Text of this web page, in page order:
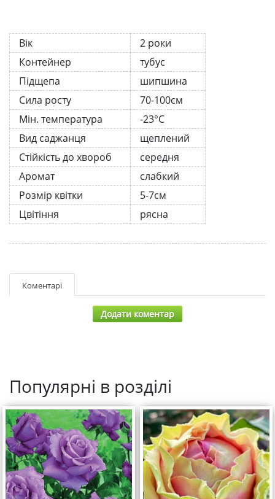
Вік
2 роки
Контейнер
тубус
Підщепа
шипшина
Сила росту
70-100см
Мін. температура
-23°C
Вид саджанця
щеплений
Стійкість до хвороб
середня
Аромат
слабкий
Розмір квітки
5-7см
Цвітіння
рясна
Коментарі
Додати коментар
Популярні в розділі